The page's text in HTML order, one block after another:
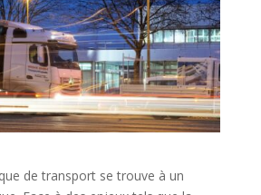
de transport se trouve à un